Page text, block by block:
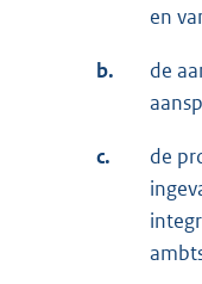
en
b.
de
c.
de